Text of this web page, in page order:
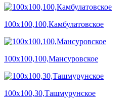
100х100,100,Камбулатовское
100х100,100,Мансуровское
100х100,30,Ташмурунское